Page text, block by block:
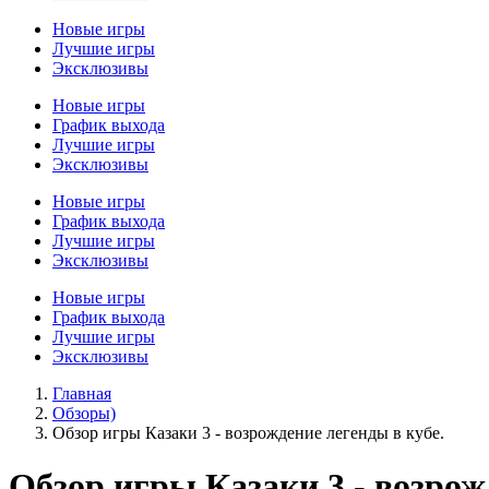
Новые игры
Лучшие игры
Эксклюзивы
Новые игры
График выхода
Лучшие игры
Эксклюзивы
Новые игры
График выхода
Лучшие игры
Эксклюзивы
Новые игры
График выхода
Лучшие игры
Эксклюзивы
Главная
Обзоры)
Обзор игры Казаки 3 - возрождение легенды в кубе.